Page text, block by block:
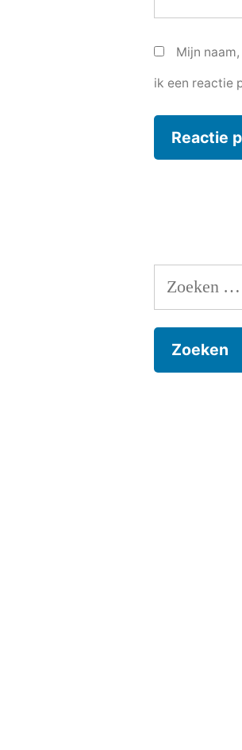
Mijn
ik een reactie
Zoeken
naar: